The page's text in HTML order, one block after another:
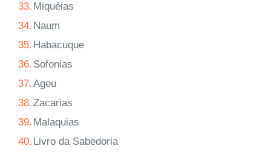
33. Miquéias
34. Naum
35. Habacuque
36. Sofonias
37.Ageu
38.Zacarias
39. Malaquias
40. Livro da Sabedoria